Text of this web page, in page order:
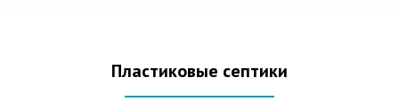
Пластиковые септики